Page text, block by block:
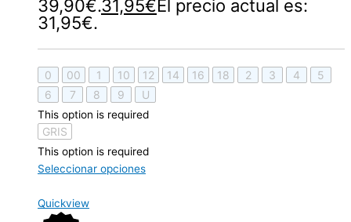
39,90€.31,95€El precio actual es:
31,95€.
0 00 1 10 12 14 16 18 2 3 4
5
6
7 8 9 U
This option is required
GRIS
This option is required
Seleccionar opciones
Quickview